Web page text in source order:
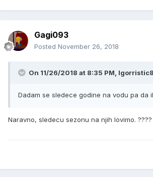
Gagi093
Posted November 26, 2018
On 11/26/2018 at 8:35 PM,
Dadam se sledece godine na vodu pa da
Naravno, sledecu sezonu na njih lovimo. ????